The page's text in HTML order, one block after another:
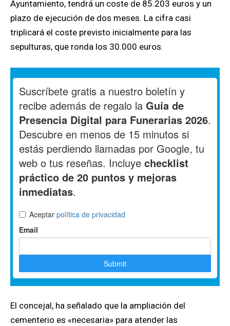
Ayuntamiento, tendrá un coste de 85.203 euros y un
plazo de ejecución de dos meses. La cifra casi
triplicará el coste previsto inicialmente para las
sepulturas, que ronda los 30.000 euros.
El concejal, ha señalado que la ampliación del
cementerio es «necesaria» para atender las